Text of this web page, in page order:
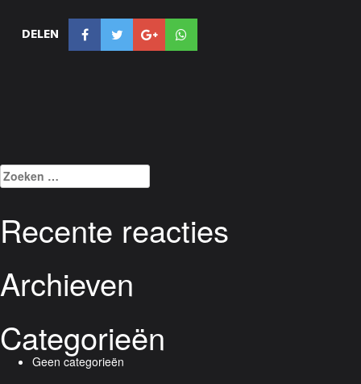
DELEN
Zoeken
naar:
Recente reacties
Archieven
Categorieën
Geen categorieën